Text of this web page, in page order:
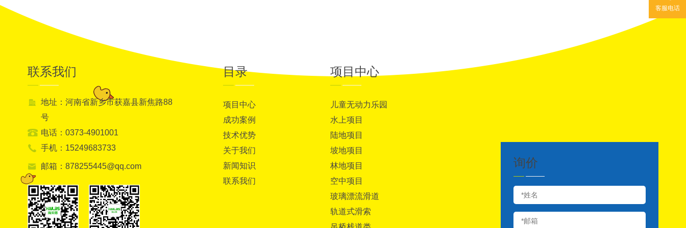
联系我们
地址：河南省新乡市获嘉县新焦路88
号
电话：0373-4901001
手机：15249683733
邮箱：878255445@qq.com
目录
项目中心
成功案例
技术优势
关于我们
新闻知识
联系我们
项目中心
儿童无动力乐园
水上项目
陆地项目
坡地项目
林地项目
空中项目
玻璃漂流滑道
轨道式滑索
询价
客服电话